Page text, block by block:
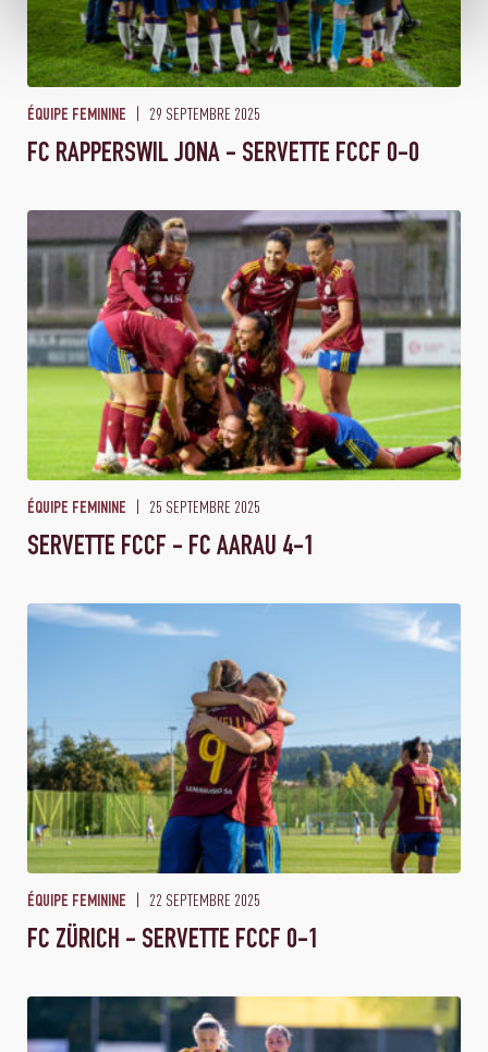
ÉQUIPE FEMININE 29 SEPTEMBRE 2025
FC RAPPERSWIL JONA - SERVETTE FCCF 0-0
ÉQUIPE FEMININE 25 SEPTEMBRE 2025
SERVETTE FCCF - FC AARAU 4-1
ÉQUIPE FEMININE 22 SEPTEMBRE 2025
FC ZÜRICH - SERVETTE FCCF 0-1